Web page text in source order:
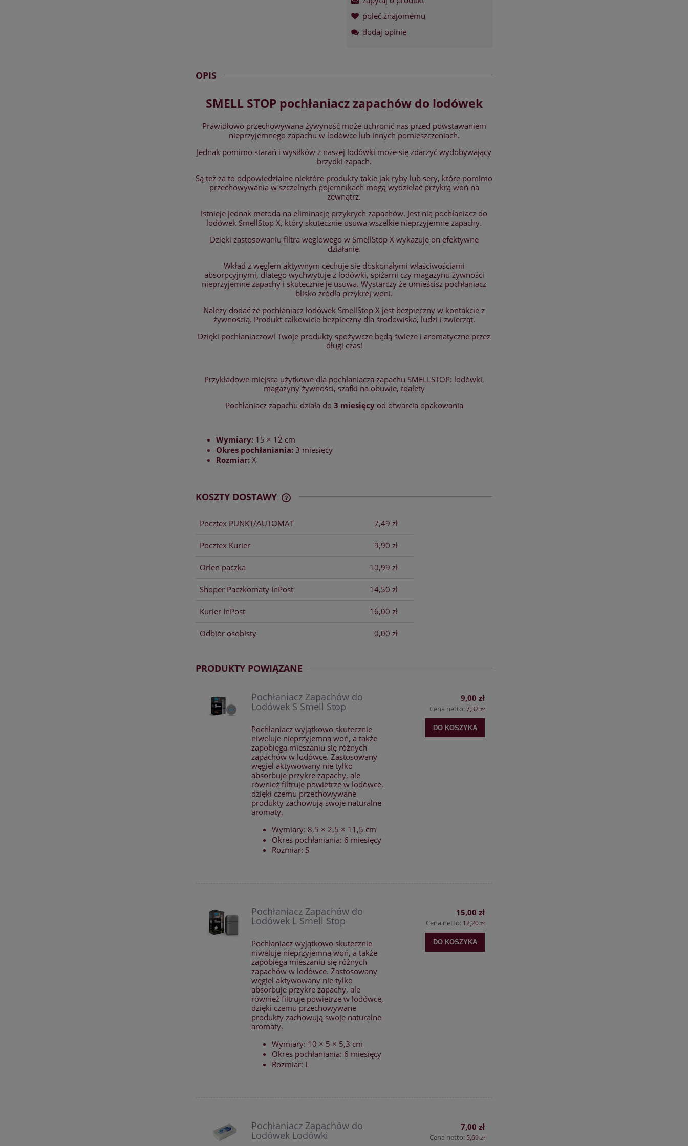
poleć znajomemu
dodaj opinię
OPIS
SMELL STOP pochłaniacz zapachów do lodówek
Prawidłowo przechowywana żywyność może uchronić nas przed powstawaniem
nieprzyjemnego zapachu w lodówce lub innych pomieszczeniach.
Jednak pomimo starań i wysiłków z naszej lodówki może się zdarzyć wydobywający
brzydki zapach.
Są też za to odpowiedzialne niektóre produkty takie jak ryby lub sery, które pomimo
przechowywania w szczelnych pojemnikach mogą wydzielać przykrą woń na
zewnątrz.
Istnieje jednak metoda na eliminację przykrych zapachów. Jest nią pochłaniacz do
lodówek SmellStop X, który skutecznie usuwa wszelkie nieprzyjemne zapachy.
Dzięki zastosowaniu filtra węglowego w SmellStop X wykazuje on efektywne
działanie.
Wkład z węglem aktywnym cechuje się doskonałymi właściwościami
absorpcyjnymi, dlatego wychwytuje z lodówki, spiżarni czy magazynu żywności
nieprzyjemne zapachy i skutecznie je usuwa. Wystarczy że umieścisz pochłaniacz
blisko żródła przykrej woni.
Należy dodać że pochłaniacz lodówek SmellStop X jest bezpieczny w kontakcie z
żywnością. Produkt całkowicie bezpieczny dla środowiska, ludzi i zwierząt.
Dzięki pochłaniaczowi Twoje produkty spożywcze będą świeże i aromatyczne przez
długi czas!
Przykładowe miejsca użytkowe dla pochłaniacza zapachu SMELLSTOP: lodówki,
magazyny żywności, szafki na obuwie, toalety
Pochłaniacz zapachu działa do 3 miesięcyod otwarcia opakowania
Wymiary: 15 × 12 cm
Okres pochłaniania: 3 miesięcy
Rozmiar: X
KOSZTY DOSTAWY
CENA NIE ZAWIERA EWENTUALNYCH
Pocztex PUNKT/AUTOMAT 7,49 zł
Pocztex Kurier 9,90 zł
Orlen paczka 10,99 zł
Shoper Paczkomaty InPost 14,50 zł
Kurier InPost 16,00 zł
Odbiór osobisty 0,00 zł
PRODUKTY POWIĄZANE
Pochłaniacz Zapachów do
Lodówek S Smell Stop
Pochłaniacz wyjątkowo skutecznie
niweluje nieprzyjemną woń, a także
zapobiega mieszaniu się różnych
zapachów w lodówce. Zastosowany
węgiel aktywowany nie tylko
absorbuje przykre zapachy, ale
również filtruje powietrze w lodówce,
dzięki czemu przechowywane
produkty zachowują swoje naturalne
aromaty.
Wymiary: 8,5 × 2,5 × 11,5 cm
Okres pochłaniania: 6 miesięcy
Rozmiar: S
9,00 zł
Cena netto:7,32 zł
DO KOSZYKA
Pochłaniacz Zapachów do
Lodówek L Smell Stop
Pochłaniacz wyjątkowo skutecznie
niweluje nieprzyjemną woń, a także
zapobiega mieszaniu się różnych
zapachów w lodówce. Zastosowany
węgiel aktywowany nie tylko
absorbuje przykre zapachy, ale
również filtruje powietrze w lodówce,
dzięki czemu przechowywane
produkty zachowują swoje naturalne
aromaty.
Wymiary: 10 × 5 × 5,3 cm
Okres pochłaniania: 6 miesięcy
Rozmiar: L
15,00 zł
Cena netto: 12,20 zł
DO KOSZYKA
Pochłaniacz Zapachów do
Lodówek Lodówki
7,00 zł
Cena netto: 5,69 zł